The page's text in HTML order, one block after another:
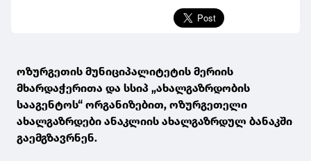
ოზურგეთის მუნიციპალიტეტის მერიის
მხარდაჭერითა და სსიპ „ახალგაზრდობის
სააგენტოს“ ორგანიზებით, ოზურგეთელი
ახალგაზრდები ანაკლიის ახალგაზრდულ ბანაკში
გაემგზავრნენ.